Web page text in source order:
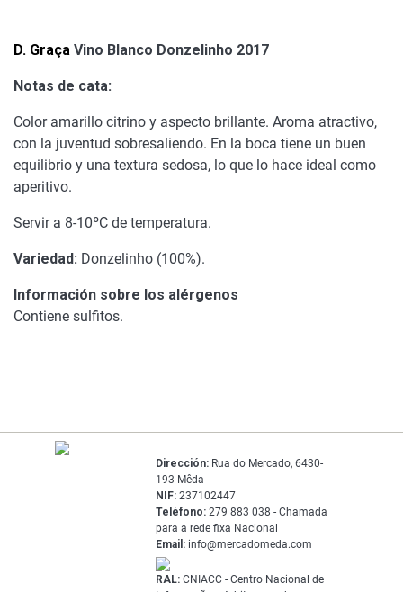
D. Graça Vino Blanco Donzelinho 2017
Notas de cata:
Color amarillo citrino y aspecto brillante. Aroma atractivo,
con la juventud sobresaliendo. En la boca tiene un buen
equilibrio y una textura sedosa, lo que lo hace ideal como
aperitivo.
Servir a 8-10ºC de temperatura.
Variedad: Donzelinho (100%).
Información sobre los alérgenos
Contiene sulfitos.
Dirección: Rua do Mercado, 6430-
193 Mêda
NIF: 237102447
Teléfono: 279 883 038 - Chamada
para a rede fixa Nacional
Email: info@mercadomeda.com
RAL: CNIACC - Centro Nacional de